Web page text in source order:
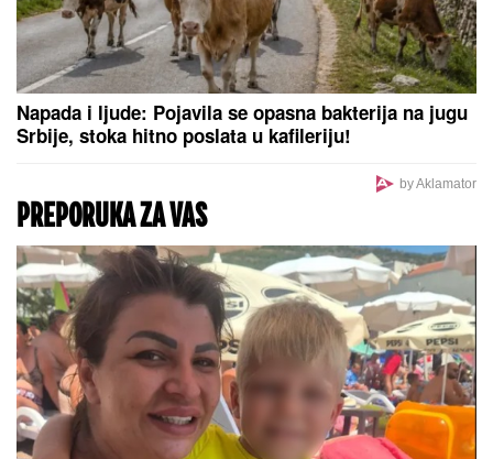
SLETEO HELIKOPTEROM NA PREPUNU PLAŽU, PA
UŠAO U MORE:Kada su videli šta radi, nisu mogli
da veruju (VIDEO)